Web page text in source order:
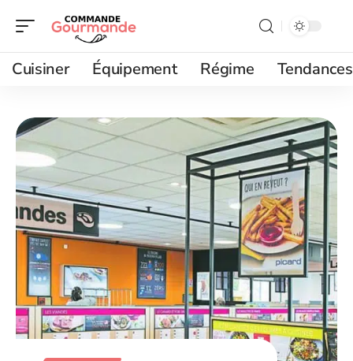
Cuisiner Équipement Régime Tendances